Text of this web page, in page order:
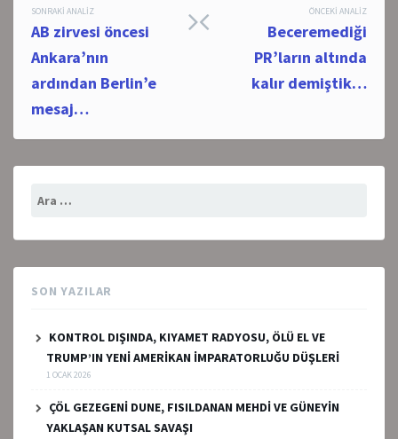
Post
navigation
ÖNCEKI ANALIZ
Beceremediği
PR’ların altında
kalır demiştik…
SONRAKI ANALIZ
AB zirvesi öncesi
Ankara’nın
ardından Berlin’e
mesaj…
SON YAZILAR
KONTROL DIŞINDA, KIYAMET RADYOSU, ÖLÜ EL VE
TRUMP’IN YENİ AMERİKAN İMPARATORLUĞU DÜŞLERİ
1 OCAK 2026
ÇÖL GEZEGENİ DUNE, FISILDANAN MEHDİ VE GÜNEYİN
YAKLAŞAN KUTSAL SAVAŞI